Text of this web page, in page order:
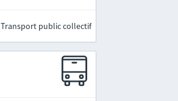
Transport public collectif